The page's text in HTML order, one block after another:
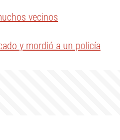
vecinos
y mordió a un policía